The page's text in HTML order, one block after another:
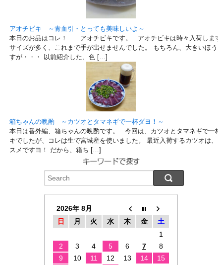
アオチビキ ～青血引・とっても美味しいよ～
本日のお品はコレ！ アオチビキです。 アオチビキは時々入荷します
サイズが多く、これまで手が出せませんでした。 もちろん、大きいほう
すが・・・ 以前紹介した、色 […]
箱ちゃんの晩酌 ～カツオとタマネギで一杯ダヨ！～
本日は番外編、箱ちゃんの晩酌です。 今回は、カツオとタマネギで一
キでしたが、コレは生で宮城産を使いました。 最近入荷するカツオは、
スメですヨ！ だから、箱ち […]
2026年 8月
日
月 火 水 木 金
土
1
2
3 4 5 6 7
8
9
10 11 12 13 14
15